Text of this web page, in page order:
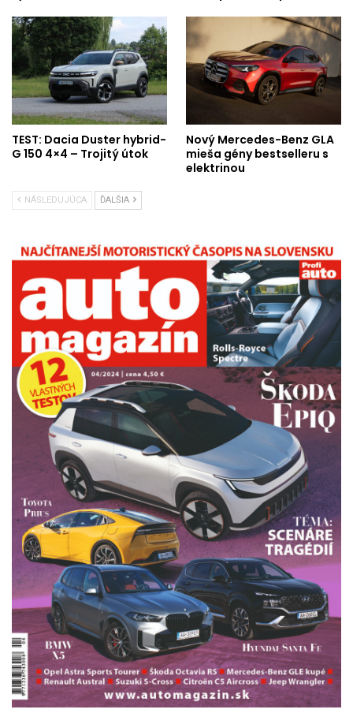
TEST: Dacia Duster hybrid-
G 150 4×4 – Trojitý útok
Nový Mercedes-Benz GLA
mieša gény bestselleru s
elektrinou
NÁSLEDUJÚCA ĎALŠIA